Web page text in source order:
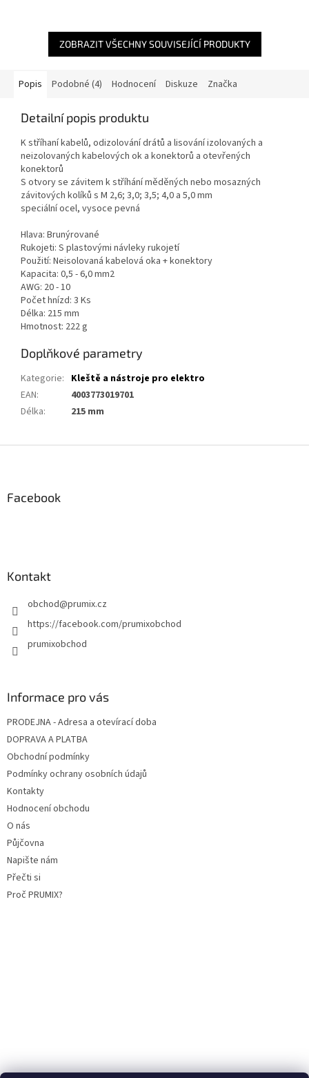
ZOBRAZIT VŠECHNY SOUVISEJÍCÍ PRODUKTY
Popis Podobné (4) Hodnocení Diskuze Značka
Detailní popis produktu
K stříhaní kabelů, odizolování drátů a lisování izolovaných a
neizolovaných kabelových ok a konektorů a otevřených
konektorů
S otvory se závitem k stříhání měděných nebo mosazných
závitových kolíků s M 2,6; 3,0; 3,5; 4,0 a 5,0 mm
speciální ocel, vysoce pevná
Hlava: Brunýrované
Rukojeti: S plastovými návleky rukojetí
Použití: Neisolovaná kabelová oka + konektory
Kapacita: 0,5 - 6,0 mm2
AWG: 20 - 10
Počet hnízd: 3 Ks
Délka: 215 mm
Hmotnost: 222 g
Doplňkové parametry
Kategorie: Kleště a nástroje pro elektro
EAN:
4003773019701
Délka: 215 mm
Facebook
Kontakt
obchod@prumix.cz
https://facebook.com/prumixobchod
prumixobchod
Informace pro vás
PRODEJNA - Adresa a otevírací doba
DOPRAVA A PLATBA
Obchodní podmínky
Podmínky ochrany osobních údajů
Kontakty
Hodnocení obchodu
O nás
Půjčovna
Napište nám
Přečti si
Proč PRUMIX?